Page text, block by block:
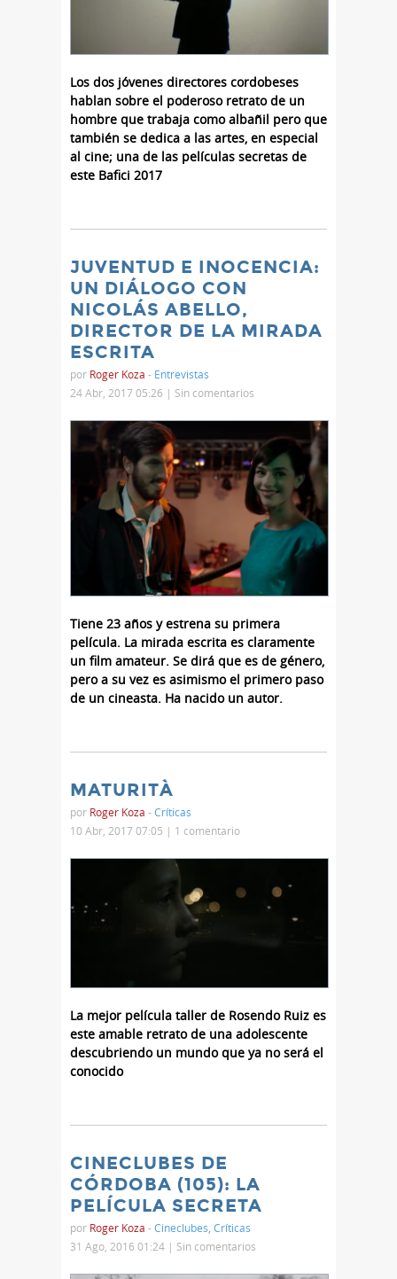
Los dos jóvenes directores cordobeses
hablan sobre el poderoso retrato de un
hombre que trabaja como albañil pero que
también se dedica a las artes, en especial
al cine; una de las películas secretas de
este Bafici 2017
JUVENTUD E INOCENCIA:
UN DIÁLOGO CON
NICOLÁS ABELLO,
DIRECTOR DE LA MIRADA
ESCRITA
por Roger Koza - Entrevistas
24 Abr, 2017 05:26 | Sin comentarios
Tiene 23 años y estrena su primera
película. La mirada escrita es claramente
un film amateur. Se dirá que es de género,
pero a su vez es asimismo el primero paso
de un cineasta. Ha nacido un autor.
MATURITÀ
por Roger Koza -Críticas
10 Abr, 2017 07:05 | 1 comentario
La mejor película taller de Rosendo Ruiz es
este amable retrato de una adolescente
descubriendo un mundo que ya no será el
conocido
CINECLUBES DE
CÓRDOBA (105): LA
PELÍCULA SECRETA
por Roger Koza -Cineclubes, Críticas
31 Ago, 2016 01:24 | Sin comentarios